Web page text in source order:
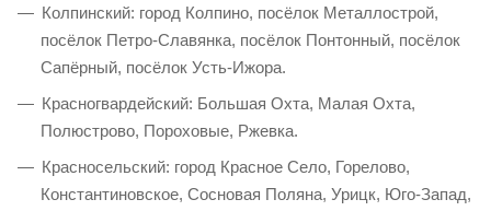
Колпинский: город Колпино, посёлок Металлострой,
посёлок Петро-Славянка, посёлок Понтонный, посёлок
Сапёрный, посёлок Усть-Ижора.
Красногвардейский: Большая Охта, Малая Охта,
Полюстрово, Пороховые, Ржевка.
Красносельский: город Красное Село, Горелово,
Константиновское, Сосновая Поляна, Урицк, Юго-Запад,